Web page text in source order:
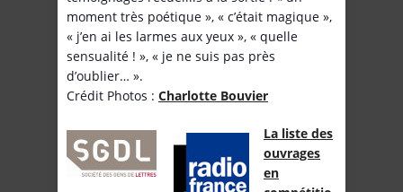
moment très poétique », « c’était magique »,
« j’en ai les larmes aux yeux », « quelle
sensualité ! », « je ne suis pas près
d’oublier… ».
Crédit Photos : Charlotte Bouvier
La liste des
ouvrages
en